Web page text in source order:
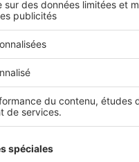
2 rue des Italiens 75009 Paris
01 53 38 80 00
pro